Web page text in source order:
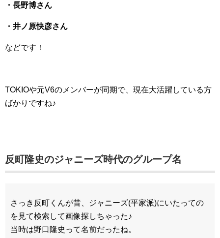
・長野博さん
・井ノ原快彦さん
などです！
TOKIOや元V6のメンバーが同期で、現在大活躍している方
ばかりですね♪
反町隆史のジャニーズ時代のグループ名
さっき反町くんが昔、ジャニーズ(平家派)にいたっての
を見て検索して画像探しちゃった♪
当時は野口隆史って名前だったね。